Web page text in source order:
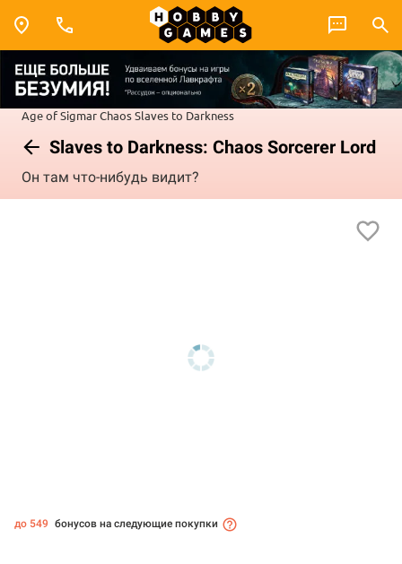
Age of SigmarChaosSlaves to Darkness
Slaves to Darkness: Chaos Sorcerer Lord
Он там что-нибудь видит?
до 549 бонусов на следующие покупки